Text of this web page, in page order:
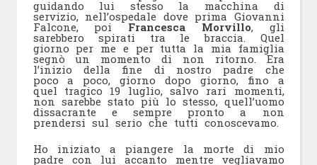
guidando lui stesso la macchina di
servizio, nell’ospedale dove prima Giovanni
Falcone, poi Francesca Morvillo, gli
sarebbero spirati tra le braccia. Quel
giorno per me e per tutta la mia famiglia
segnò un momento di non ritorno. Era
l’inizio della fine di nostro padre che
poco a poco, giorno dopo giorno, fino a
quel tragico 19 luglio, salvo rari momenti,
non sarebbe stato più lo stesso, quell’uomo
dissacrante e sempre pronto a non
prendersi sul serio che tutti conoscevamo.
Ho iniziato a piangere la morte di mio
padre con lui accanto mentre vegliavamo